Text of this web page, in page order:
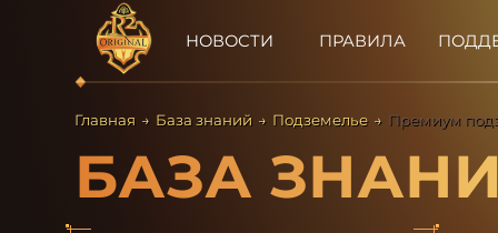
НОВОСТИ ПРАВИЛА
Главная → База знаний → Подземелье → Премиум
БАЗА